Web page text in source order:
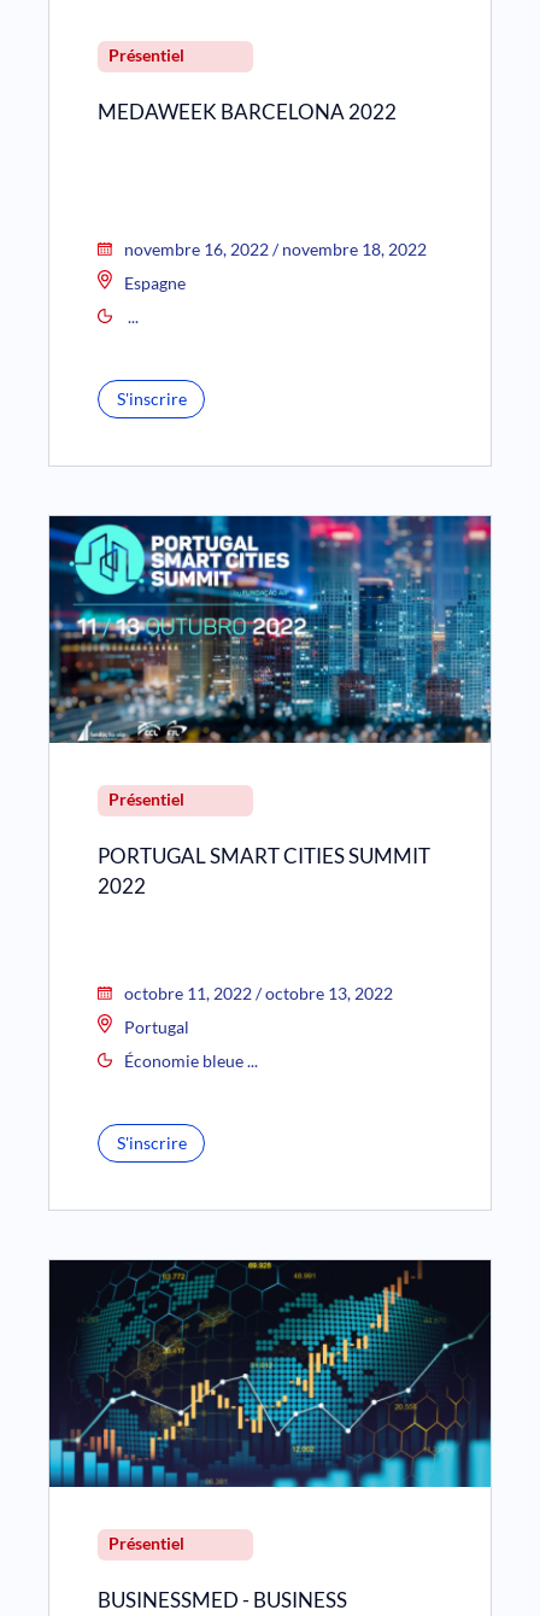
Présentiel
MEDAWEEK BARCELONA 2022
novembre 16, 2022 / novembre 18, 2022
Espagne
...
S'inscrire
Présentiel
PORTUGAL SMART CITIES SUMMIT
2022
octobre 11, 2022 / octobre 13, 2022
Portugal
Économie bleue ...
S'inscrire
Présentiel
BUSINESSMED - BUSINESS